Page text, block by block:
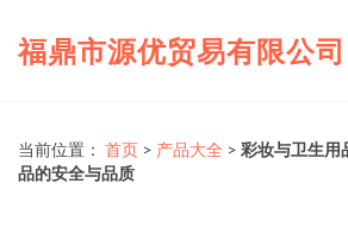
福鼎市源优贸易有限公司
当前位置： 首页 > 产品大全 > 彩妆与卫生用
品的安全与品质